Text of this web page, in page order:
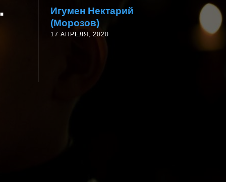
Игумен Нектарий
(Морозов)
17 АПРЕЛЯ, 2020